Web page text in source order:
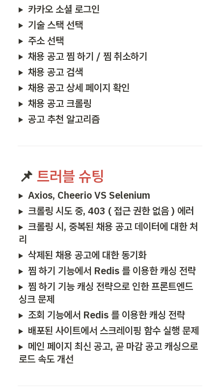
카카오 소셜 로그인
기술 스택 선택
주소 선택
채용 공고 찜 하기 / 찜 취소하기
채용 공고 검색
채용 공고 상세 페이지 확인
채용 공고 크롤링
공고 추천 알고리즘
📌 트러블 슈팅
Axios, Cheerio VS Selenium
크롤링 시도 중, 403 ( 접근 권한 없음 ) 에러
크롤링 시, 중복된 채용 공고 데이터에 대한 처
리
삭제된 채용 공고에 대한 동기화
찜 하기 기능에서 Redis 를 이용한 캐싱 전략
찜 하기 기능 캐싱 전략으로 인한 프론트엔드
싱크 문제
조회 기능에서 Redis 를 이용한 캐싱 전략
배포된 사이트에서 스크레이핑 함수 실행 문제
메인 페이지 최신 공고, 곧 마감 공고 캐싱으로
로드 속도 개선